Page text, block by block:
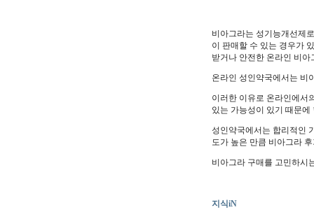
비아그라는 성기능개선제
이 판매할 수 있는 경우가
받거나 안전한 온라인 비
온라인 성인약국에서는 비
이러한 이유로 온라인에서
있는 가능성이 있기 때문
성인약국에서는 합리적인
도가 높은 만큼 비아그라
비아그라 구매를 고민하시
지식iN